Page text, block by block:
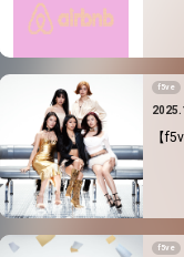
f5ve
【
f5ve